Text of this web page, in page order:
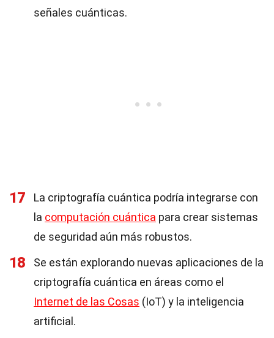
señales cuánticas.
17
La criptografía cuántica podría integrarse con
la computación cuántica para crear sistemas
de seguridad aún más robustos.
18
Se están explorando nuevas aplicaciones de la
criptografía cuántica en áreas como el
Internet de las Cosas (IoT) y la inteligencia
artificial.